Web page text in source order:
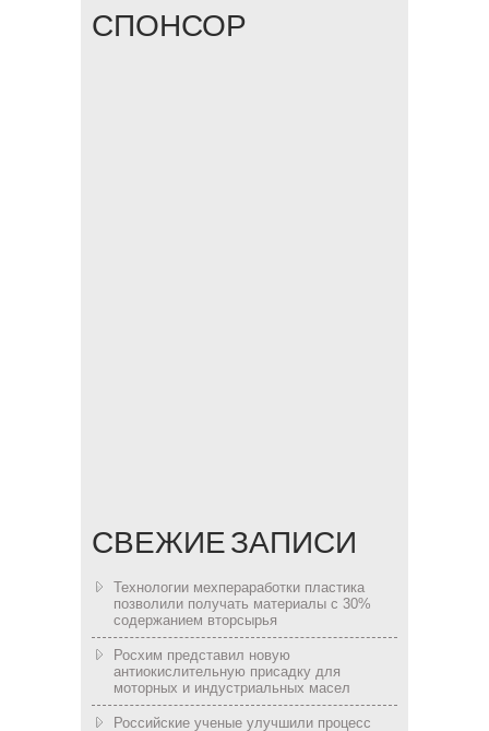
СПОНСОР
СВЕЖИЕ ЗАПИСИ
Технологии мехпераработки пластика
позволили получать материалы с 30%
содержанием вторсырья
Росхим представил новую
антиокислительную присадку для
моторных и индустриальных масел
Российские ученые улучшили процесс